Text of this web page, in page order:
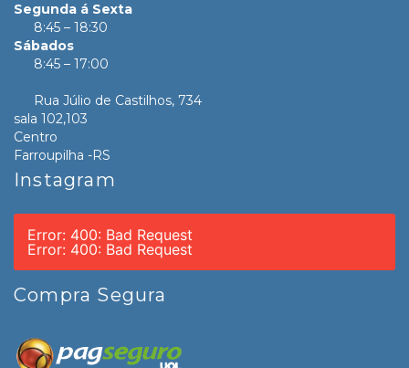
Segunda á Sexta
8:45 – 18:30
Sábados
8:45 – 17:00
Rua Júlio de Castilhos, 734
sala 102,103
Centro
Farroupilha -RS
Instagram
Error: 400: Bad Request
Error: 400: Bad Request
Compra Segura